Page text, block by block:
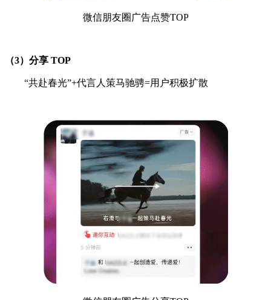
微信朋友圈广告点赞TOP
（3）分享 TOP
“共赴春光”+代言人策马驰骋=用户积极扩散